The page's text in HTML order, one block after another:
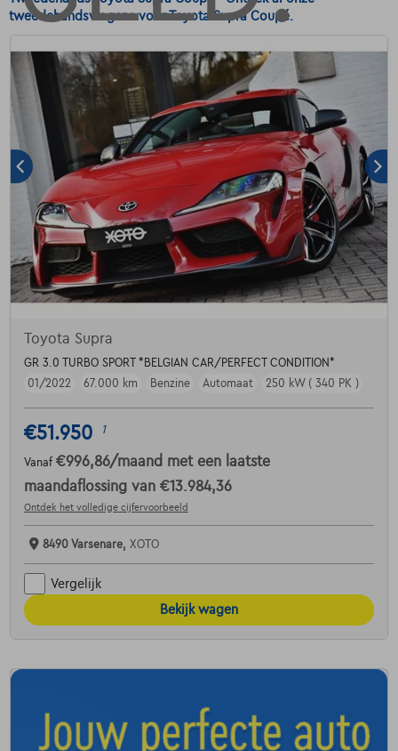
tweedehandswagens voor Toyota Supra Coupé.
Toyota Supra
GR 3.0 TURBO SPORT *BELGIAN CAR/PERFECT CONDITION*
01/2022
67.000 km Benzine Automaat 250 kW ( 340 PK )
€51.950 1
Vanaf €996,86/maand met een laatste
maandaflossing van €13.984,36
Ontdek het volledige cijfervoorbeeld
8490 Varsenare, XOTO
Vergelijk
Bekijk wagen